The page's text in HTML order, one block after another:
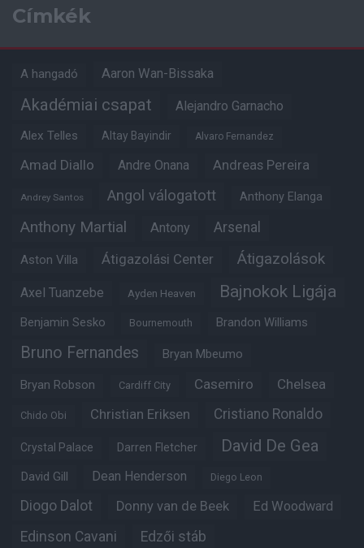
Címkék
A hangadó Aaron Wan-Bissaka
Akadémiai csapat Alejandro Garnacho
Alex Telles Altay Bayindir Alvaro Fernandez
Amad Diallo Andre Onana Andreas Pereira
Andrey Santos Angol válogatott Anthony Elanga
Anthony Martial Antony Arsenal
Aston Villa Átigazolási Center Átigazolások
Axel Tuanzebe Ayden Heaven Bajnokok Ligája
Benjamin Sesko Bournemouth Brandon Williams
Bruno Fernandes Bryan Mbeumo
Bryan Robson Cardiff City Casemiro Chelsea
Chido Obi Christian Eriksen Cristiano Ronaldo
Crystal Palace Darren Fletcher David De Gea
David Gill Dean Henderson Diego Leon
Diogo Dalot Donny van de Beek Ed Woodward
Edinson Cavani Edzői stáb